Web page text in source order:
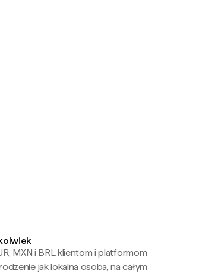
MXN i BRL klientom i platformom
jak lokalna osoba, na całym